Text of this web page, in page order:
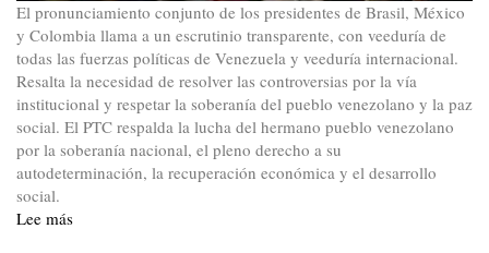
El pronunciamiento conjunto de los presidentes de Brasil, México
y Colombia llama a un escrutinio transparente, con veeduría de
todas las fuerzas políticas de Venezuela y veeduría internacional.
Resalta la necesidad de resolver las controversias por la vía
institucional y respetar la soberanía del pueblo venezolano y la paz
social. El PTC respalda la lucha del hermano pueblo venezolano
por la soberanía nacional, el pleno derecho a su
autodeterminación, la recuperación económica y el desarrollo
social.
Lee más